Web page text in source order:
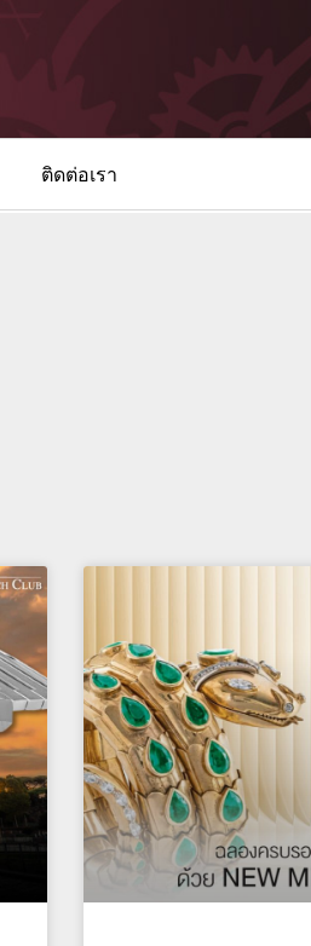
ติดต่อเรา